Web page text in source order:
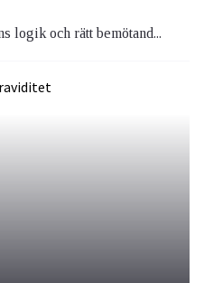
logik och rätt bemötand...